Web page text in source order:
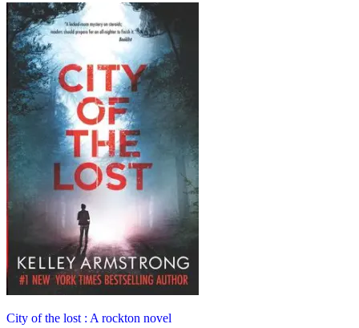
City of the lost : A rockton novel